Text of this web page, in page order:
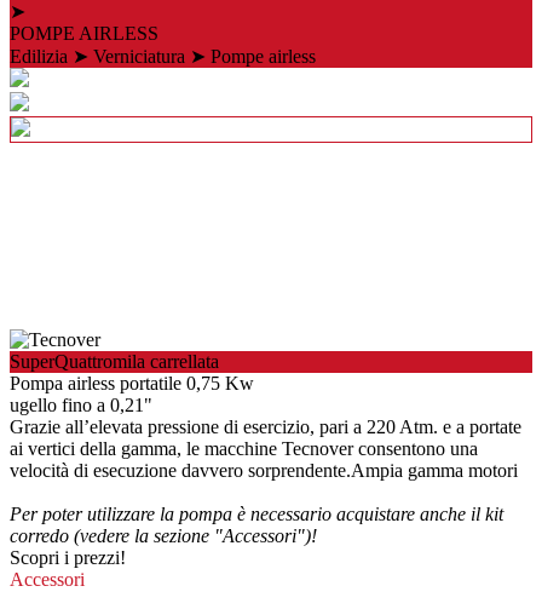
➤
POMPE AIRLESS
Edilizia ➤ Verniciatura ➤ Pompe airless
SuperQuattromila carrellata
Pompa airless portatile 0,75 Kw
ugello fino a 0,21"
Grazie all’elevata pressione di esercizio, pari a 220 Atm. e a portate
ai vertici della gamma, le macchine Tecnover consentono una
velocità di esecuzione davvero sorprendente.Ampia gamma motori
Per poter utilizzare la pompa è necessario acquistare anche il kit
corredo (vedere la sezione "Accessori")!
Scopri i prezzi!
Accessori